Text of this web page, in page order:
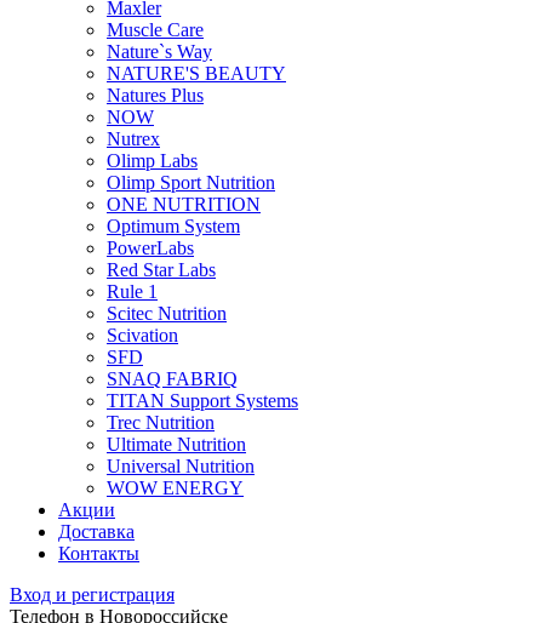
Maxler
Muscle Care
Nature`s Way
NATURE'S BEAUTY
Natures Plus
NOW
Nutrex
Olimp Labs
Olimp Sport Nutrition
ONE NUTRITION
Optimum System
PowerLabs
Red Star Labs
Rule 1
Scitec Nutrition
Scivation
SFD
SNAQ FABRIQ
TITAN Support Systems
Trec Nutrition
Ultimate Nutrition
Universal Nutrition
WOW ENERGY
Акции
Доставка
Контакты
Вход и регистрация
Телефон в Новороссийске